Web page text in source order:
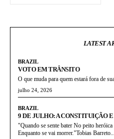
LATEST
BRAZIL
VOTO EM TRÂNSITO
O que muda para quem estará fora de
julho 24, 2026
BRAZIL
9 DE JULHO: A CONSTITUIÇÃO
"Quando se sente bater No peito
Enquanto se vai morrer."Tobias Barreto...